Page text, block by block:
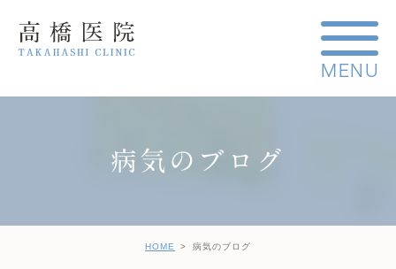
病気のブログ
HOME 病気のブログ